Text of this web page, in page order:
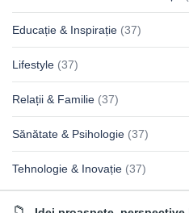
Educație & Inspirație (37)
Lifestyle (37)
Relații & Familie (37)
Sănătate & Psihologie (37)
Tehnologie & Inovație (37)